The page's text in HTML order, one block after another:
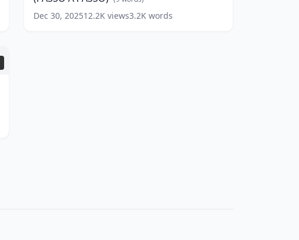
(PASSO
A
Dec 30, 202512.2Kviews3.2Kwords